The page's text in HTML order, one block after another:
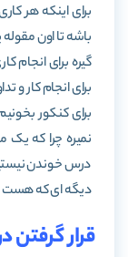
برای اینکه هر
باشه تا اون
گیره برای انجام
برای انجام کار و
برای کنکور
نمیره چرا که
درس خوندن
دیگه ای که هست
قرار گرفتن